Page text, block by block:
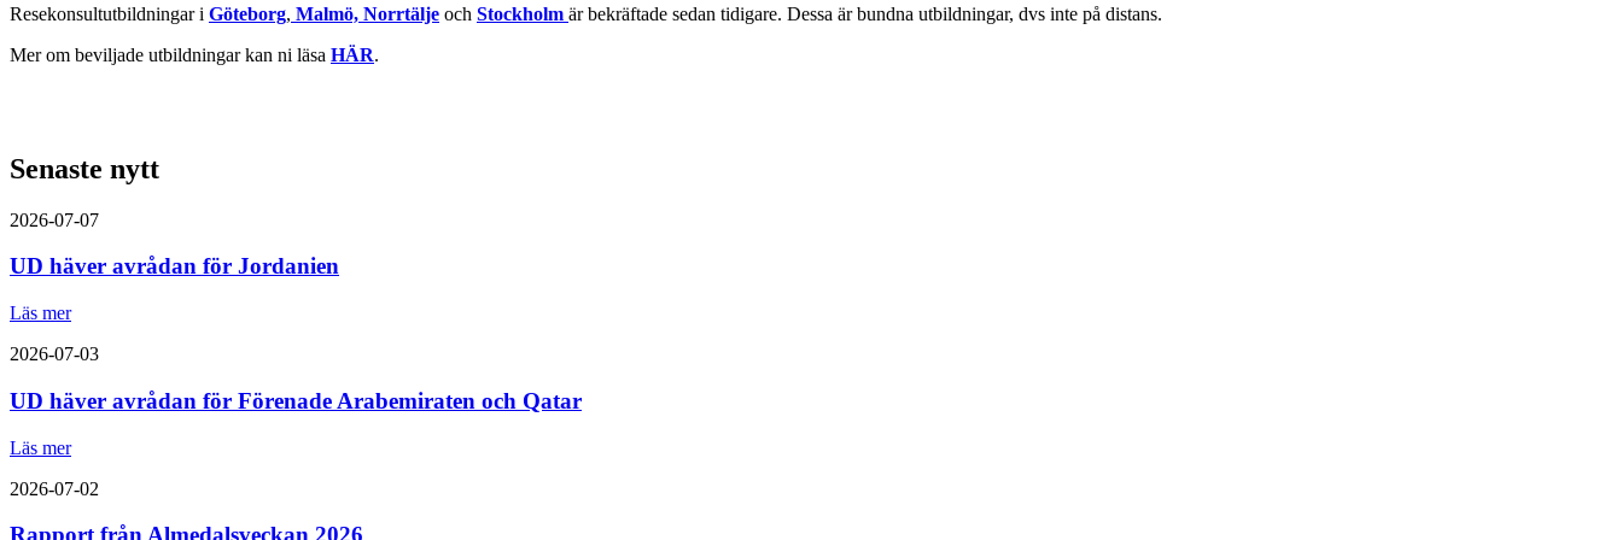
Resekonsultutbildningar i Göteborg, Malmö, Norrtälje och Stockholm är bekräftade sedan tidigare. Dessa är bundna utbildningar, dvs inte på distans.
Mer om beviljade utbildningar kan ni läsa HÄR.
Senaste nytt
2026-07-07
UD häver avrådan för Jordanien
Läs mer
2026-07-03
UD häver avrådan för Förenade Arabemiraten och Qatar
Läs mer
2026-07-02
Rapport från Almedalsveckan 2026